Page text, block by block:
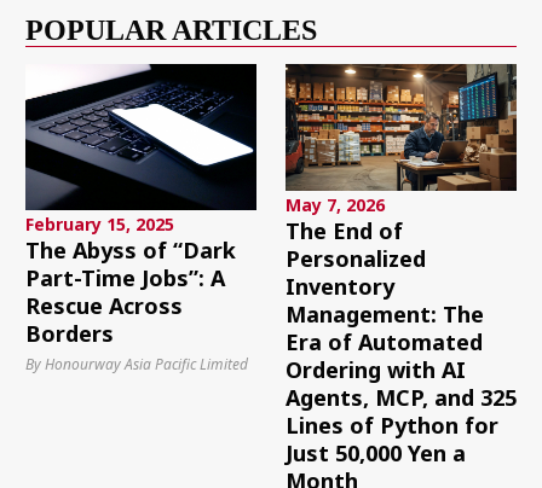
POPULAR ARTICLES
February 15, 2025
The Abyss of “Dark
Part-Time Jobs”: A
Rescue Across
Borders
By Honourway Asia Pacific Limited
May 7, 2026
The End of
Personalized
Inventory
Management: The
Era of Automated
Ordering with AI
Agents, MCP, and 325
Lines of Python for
Just 50,000 Yen a
Month